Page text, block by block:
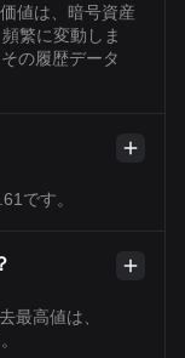
値は、暗号資産
繁に変動しま
の履歴データ
です。
最高値は、